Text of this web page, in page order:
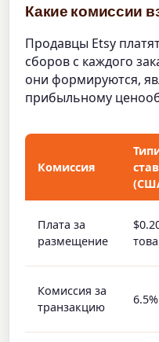
Какие комиссии
Продавцы Etsy
сборов с каждого
они формируются,
прибыльному
Комиссия
Плата за
размещение
Комиссия за
транзакцию
6.5%